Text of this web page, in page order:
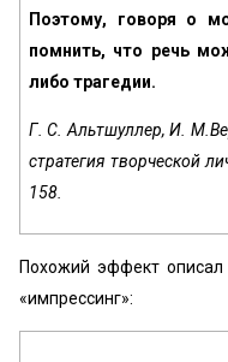
Поэтому, говоря о
помнить, что речь
либо трагедии.
Г. С. Альтшуллер, И.
стратегия творческой
158.
Похожий эффект
«импрессинг»: